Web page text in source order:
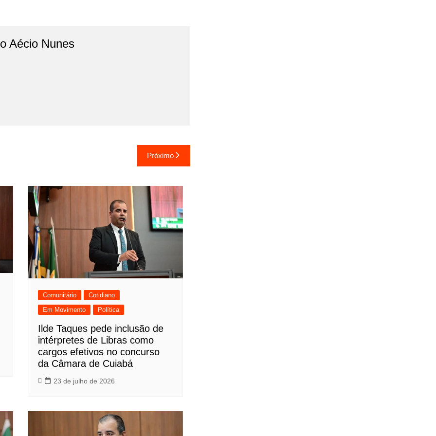
Aécio Nunes
Próximo
Comunitário
Cotidiano
Em Movimento
Política
Ilde Taques pede inclusão de
intérpretes de Libras como
cargos efetivos no concurso
da Câmara de Cuiabá
23 de julho de 2026